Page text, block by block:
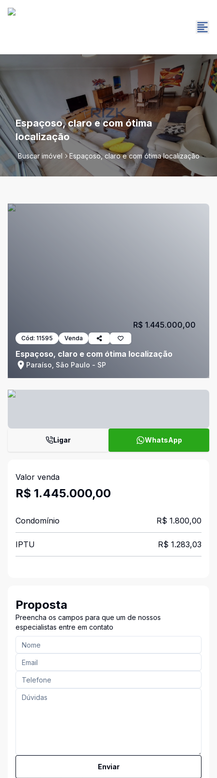
Espaçoso, claro e com ótima
localização
Buscar imóvel Espaçoso, claro e com ótima localização
Cód: 11595 Venda
Espaçoso, claro e com ótima localização
Paraíso, São Paulo - SP
R$ 1.445.000,00
Ligar WhatsApp
Valor venda
R$ 1.445.000,00
Condomínio R$ 1.800,00
IPTU R$ 1.283,03
Proposta
Preencha os campos para que um de nossos
especialistas entre em contato
Enviar